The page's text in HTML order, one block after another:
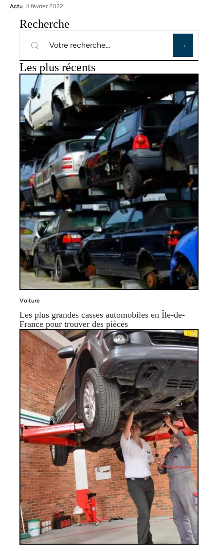
Actu 1 février 2022
Recherche
Les plus récents
Voiture
Les plus grandes casses automobiles en Île-de-
France pour trouver des pièces